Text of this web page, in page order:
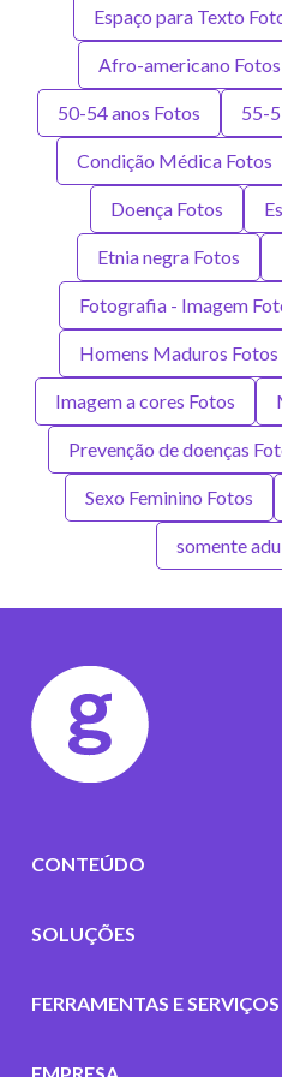
Espaço para Texto
Afro-americano Fotos
50-54 anos Fotos 55-
Condição Médica Fotos
Doença Fotos
Etnia negra Fotos
Fotografia - Imagem
Homens Maduros Fotos
Imagem a cores Fotos
Prevenção de doenças
Sexo Feminino Fotos
somente
CONTEÚDO
SOLUÇÕES
FERRAMENTAS E SERVIÇOS
EMPRESA